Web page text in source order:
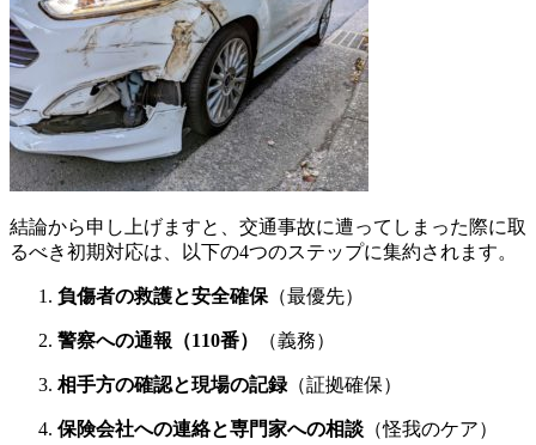
結論から申し上げますと、交通事故に遭ってしまった際に取
るべき初期対応は、以下の4つのステップに集約されます。
負傷者の救護と安全確保 （最優先）
警察への通報（110番） （義務）
相手方の確認と現場の記録（証拠確保）
保険会社への連絡と専門家への相談 （怪我のケア）